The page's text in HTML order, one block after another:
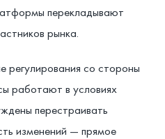
перекладывают
рынка.
регулирования со стороны
работают в условиях
перестраивать
изменений — прямое